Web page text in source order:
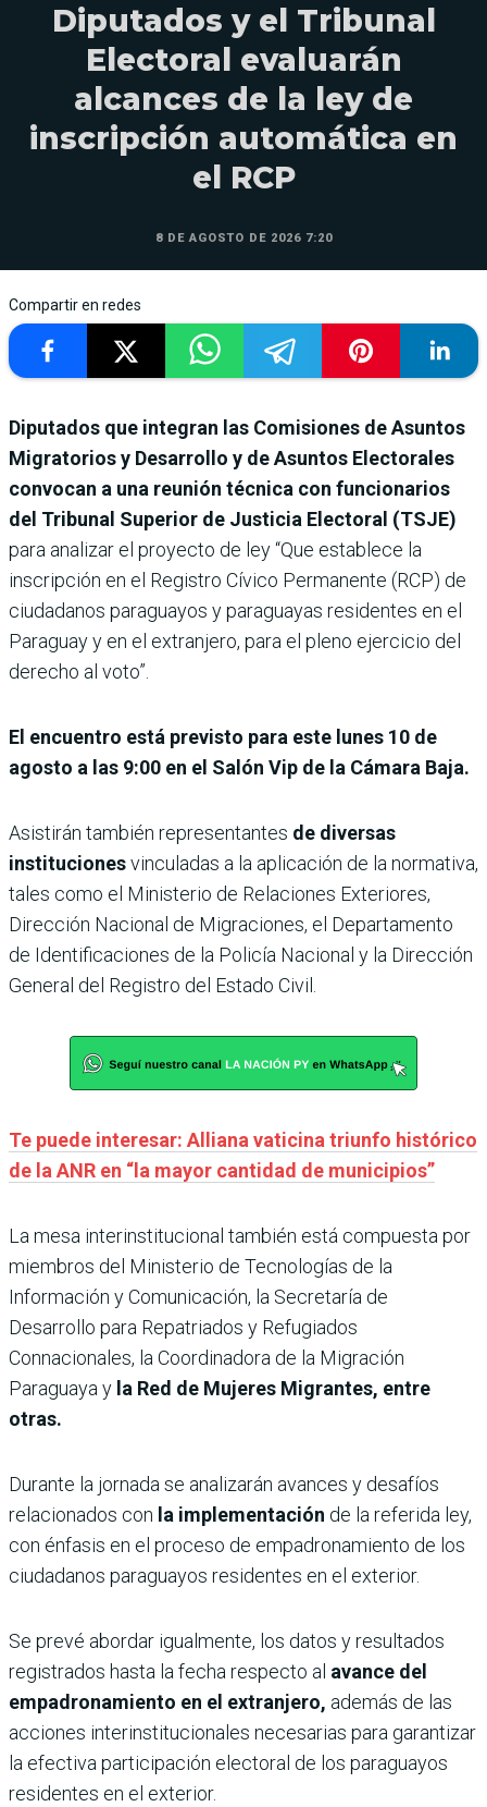
Diputados y el Tribunal
Electoral evaluarán
alcances de la ley de
inscripción automática en
el RCP
8 DE AGOSTO DE 2026 7:20
Compartir en redes
Diputados que integran las Comisiones de Asuntos
Migratorios y Desarrollo y de Asuntos Electorales
convocan a una reunión técnica con funcionarios
del Tribunal Superior de Justicia Electoral (TSJE)
para analizar el proyecto de ley “Que establece la
inscripción en el Registro Cívico Permanente (RCP) de
ciudadanos paraguayos y paraguayas residentes en el
Paraguay y en el extranjero, para el pleno ejercicio del
derecho al voto”.
El encuentro está previsto para este lunes 10 de
agosto a las 9:00 en el Salón Vip de la Cámara Baja.
Asistirán también representantes de diversas
institucionesvinculadas a la aplicación de la normativa,
tales como el Ministerio de Relaciones Exteriores,
Dirección Nacional de Migraciones, el Departamento
de Identificaciones de la Policía Nacional y la Dirección
General del Registro del Estado Civil.
Te puede interesar: Alliana vaticina triunfo histórico
de la ANR en “la mayor cantidad de municipios”
La mesa interinstitucional también está compuesta por
miembros del Ministerio de Tecnologías de la
Información y Comunicación, la Secretaría de
Desarrollo para Repatriados y Refugiados
Connacionales, la Coordinadora de la Migración
Paraguaya y la Red de Mujeres Migrantes, entre
otras.
Durante la jornada se analizarán avances y desafíos
relacionados con la implementación de la referida ley,
con énfasis en el proceso de empadronamiento de los
ciudadanos paraguayos residentes en el exterior.
Se prevé abordar igualmente, los datos y resultados
registrados hasta la fecha respecto al avance del
empadronamiento en el extranjero, además de las
acciones interinstitucionales necesarias para garantizar
la efectiva participación electoral de los paraguayos
residentes en el exterior.